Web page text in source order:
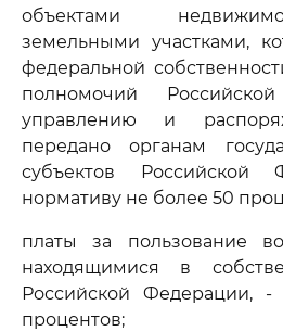
объектами
земельными участками,
федеральной
полномочий
управлению и
передано органам
субъектов
нормативу не более 50
платы за пользование
находящимися в
Российской Федерации,
процентов;